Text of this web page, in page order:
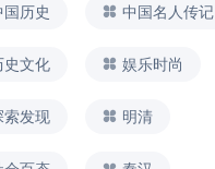
国历史 中国名人传记
史文化 娱乐时尚
索发现 明清